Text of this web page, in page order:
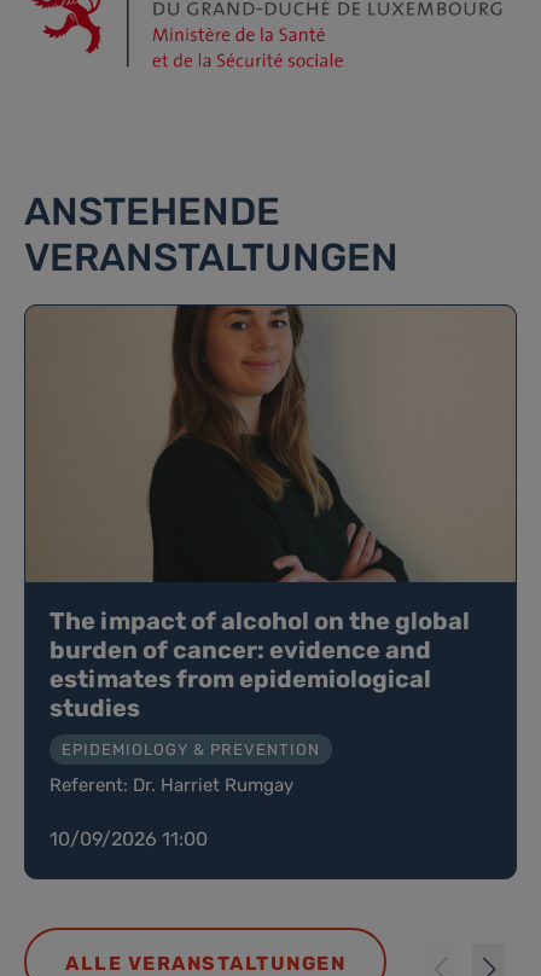
ANSTEHENDE
VERANSTALTUNGEN
The impact of alcohol on the global
burden of cancer: evidence and
estimates from epidemiological
studies
EPIDEMIOLOGY & PREVENTION
Referent: Dr. Harriet Rumgay
10/09/2026 11:00
ALLE VERANSTALTUNGEN